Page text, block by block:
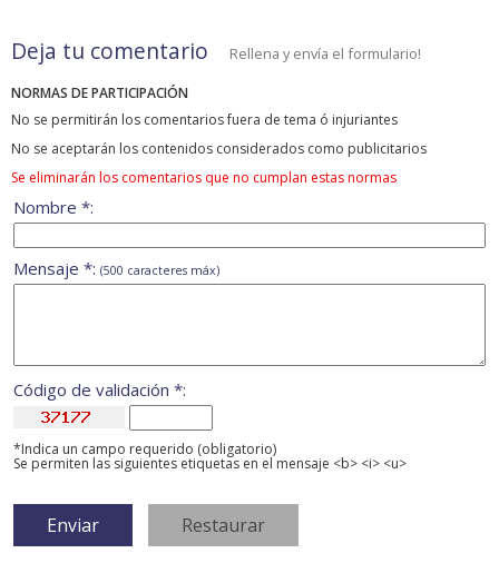
Deja tu comentario Rellena y envía el formulario!
NORMAS DE PARTICIPACIÓN
No se permitirán los comentarios fuera de tema ó injuriantes
No se aceptarán los contenidos considerados como publicitarios
Se eliminarán los comentarios que no cumplan estas normas
Nombre *:
Mensaje *: (500 caracteres máx)
Código de validación *:
*Indica un campo requerido (obligatorio)
Se permiten las siguientes etiquetas en el mensaje <b> <i> <u>